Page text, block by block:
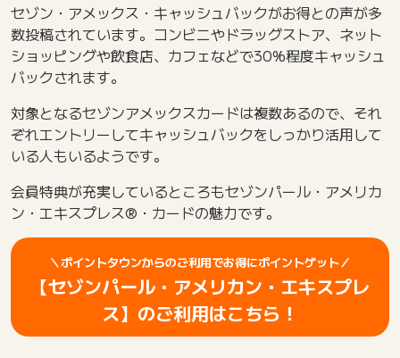
セゾン・アメックス・キャッシュバックがお得との声が多
数投稿されています。コンビニやドラッグストア、ネット
ショッピングや飲食店、カフェなどで30%程度キャッシュ
バックされます。
対象となるセゾンアメックスカードは複数あるので、それ
ぞれエントリーしてキャッシュバックをしっかり活用して
いる人もいるようです。
会員特典が充実しているところもセゾンパール・アメリカ
ン・エキスプレス®・カードの魅力です。
＼ポイントタウンからのご利用でお得にポイントゲット／
【セゾンパール・アメリカン・エキスプレ
ス】のご利用はこちら！